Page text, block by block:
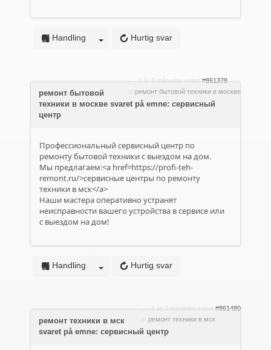
Hurtig svar
Handling
1 år 3 måneder siden #861378
ремонт бытовой техники в москве
ремонт бытовой
техники в москве svaret på emne: сервисный
центр
Профессиональный сервисный центр по
ремонту бытовой техники с выездом на дом.
Мы предлагаем:<a href=https://profi-teh-
remont.ru/>сервисные центры по ремонту
техники в мск</a>
Наши мастера оперативно устранят
неисправности вашего устройства в сервисе или
с выездом на дом!
Hurtig svar
Handling
1 år 3 måneder siden #861480
ремонт техники в мск
ремонт техники в мск
svaret på emne: сервисный центр